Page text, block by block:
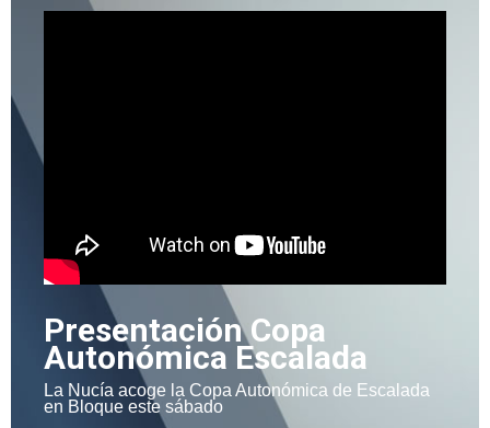
Presentación Copa
Autonómica Escalada
La Nucía acoge la Copa Autonómica de Escalada
en Bloque este sábado